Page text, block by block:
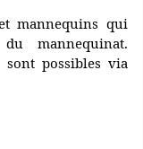
mannequins qui
mannequinat.
sont possibles via